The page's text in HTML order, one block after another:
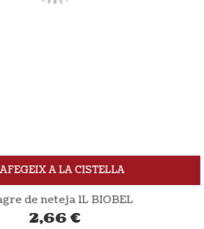
A LA CISTELLA
de neteja 1L BIOBEL
2,66€